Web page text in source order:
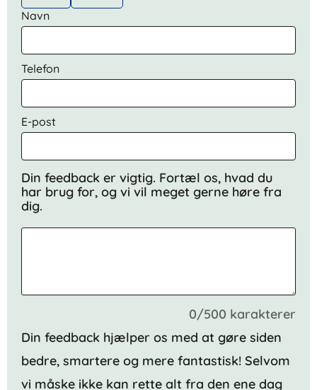
Navn
Telefon
E-post
Din feedback er vigtig. Fortæl os, hvad du
har brug for, og vi vil meget gerne høre fra
dig.
0/500 karakterer
Din feedback hjælper os med at gøre siden
bedre, smartere og mere fantastisk! Selvom
vi måske ikke kan rette alt fra den ene dag